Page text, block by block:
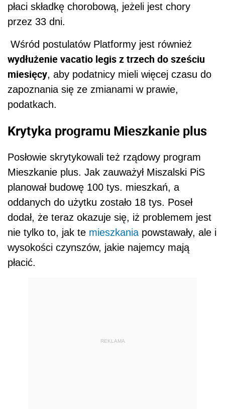
płaci składkę chorobową, jeżeli jest chory
przez 33 dni.
Wśród postulatów Platformy jest również
wydłużenie vacatio legis z trzech do sześciu
miesięcy, aby podatnicy mieli więcej czasu do
zapoznania się ze zmianami w prawie,
podatkach.
Krytyka programu Mieszkanie plus
Posłowie skrytykowali też rządowy program
Mieszkanie plus. Jak zauważył Miszalski PiS
planował budowę 100 tys. mieszkań, a
oddanych do użytku zostało 18 tys. Poseł
dodał, że teraz okazuje się, iż problemem jest
nie tylko to, jak te mieszkania powstawały, ale i
wysokości czynszów, jakie najemcy mają
płacić.
REKLAMA